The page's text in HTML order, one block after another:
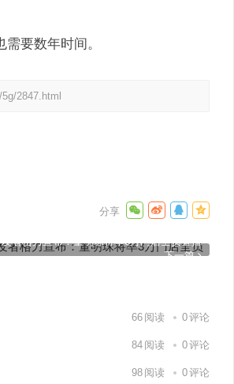
要数年时间。
2847.html
下一篇
者格力宣布：董明珠将率3万门店全员直播
66 阅读 0评论
84 阅读 0评论
98 阅读 0评论